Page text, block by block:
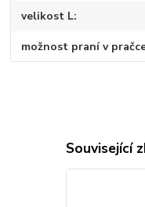
velikost L
možnost praní v
Související